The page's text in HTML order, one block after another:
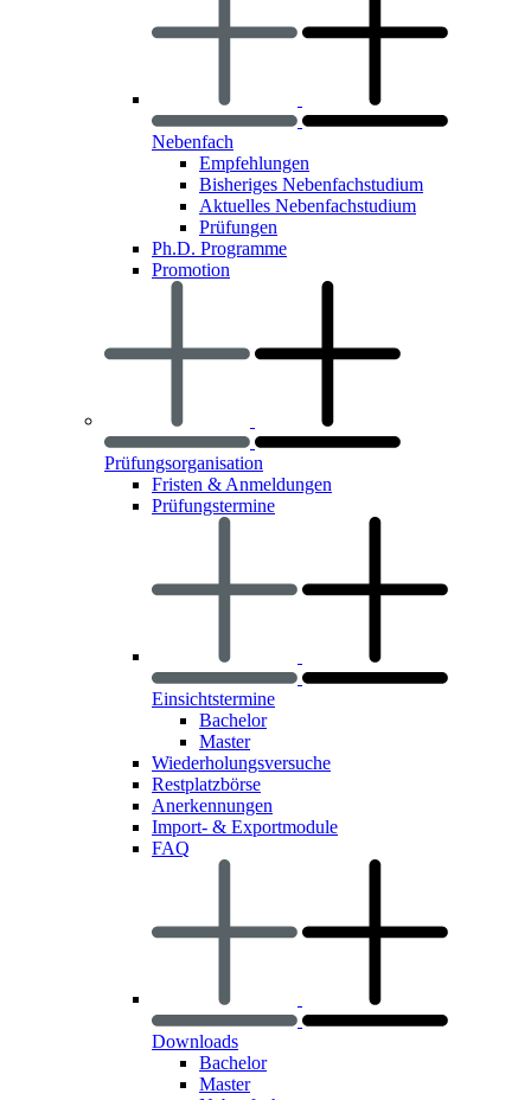
Nebenfach
Empfehlungen
Bisheriges Nebenfachstudium
Aktuelles Nebenfachstudium
Prüfungen
Ph.D. Programme
Promotion
Prüfungsorganisation
Fristen & Anmeldungen
Prüfungstermine
Einsichtstermine
Bachelor
Master
Wiederholungsversuche
Restplatzbörse
Anerkennungen
Import- & Exportmodule
FAQ
Downloads
Bachelor
Master